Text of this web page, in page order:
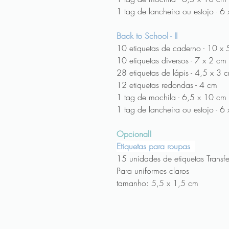
1 tag de lancheira ou estojo - 6
Back to School - II
10 etiquetas de caderno - 10 x
10 etiquetas diversos - 7 x 2 cm
28 etiquetas de lápis - 4,5 x 3
12 etiquetas redondas - 4 cm
1 tag de mochila - 6,5 x 10 cm
1 tag de lancheira ou estojo - 6
Opcional!
Etiquetas para roupas
15 unidades de etiquetas
Para uniformes claros
tamanho: 5,5 x 1,5 cm